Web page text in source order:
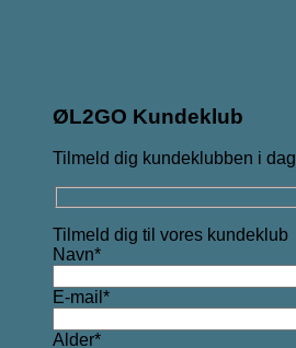
ØL2GO Kundeklub
Tilmeld dig kundeklubben i dag
Tilmeld dig til vores kundeklub
Navn*
E-mail*
Alder*